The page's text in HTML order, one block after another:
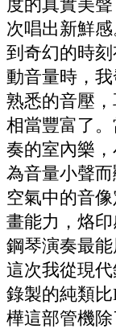
度的真實美
次唱出新鮮
到奇幻的時
動音量時，
熟悉的音壓
相當豐富了
奏的室內樂
為音量小聲
空氣中的音
畫能力，烙
鋼琴演奏最能
這次我從現
錄製的純類
樺這部管機